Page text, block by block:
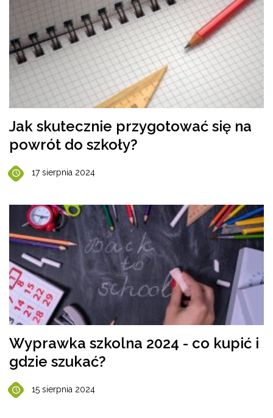
Jak skutecznie przygotować się na
powrót do szkoły?
17 sierpnia 2024
Wyprawka szkolna 2024 - co kupić i
gdzie szukać?
15 sierpnia 2024